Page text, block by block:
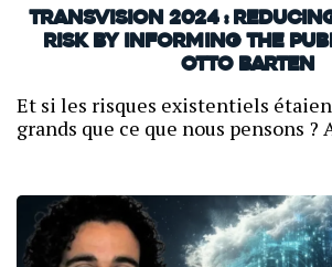
TransVision 2024 :
risk by informing the
Otto Barten
Et si les risques existentiels
grands que ce que nous pensons ?